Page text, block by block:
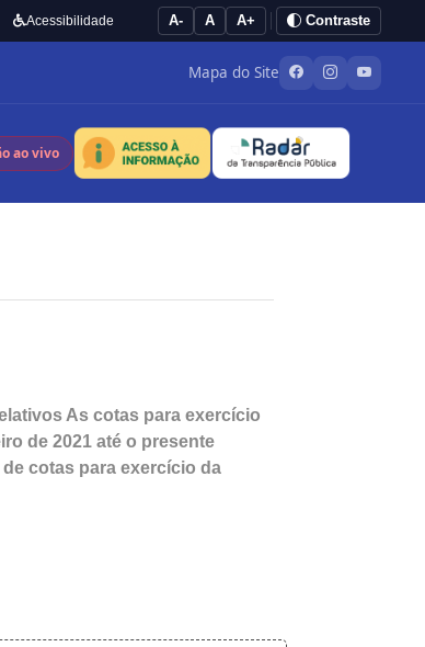
Acessibilidade A- A A+ Contraste
Mapa do Site
ao vivo
As cotas para exercício
de 2021 até o presente
cotas para exercício da